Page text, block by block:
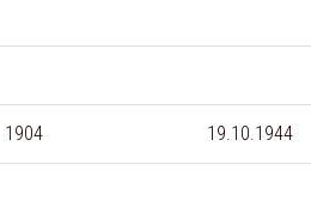
1904 19.10.1944